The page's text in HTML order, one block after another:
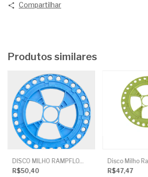
Compartilhar
Produtos similares
DISCO MILHO RAMPFLOW MOD U AZUL - 11MM J.ASSY
R$50,40
R$47,47